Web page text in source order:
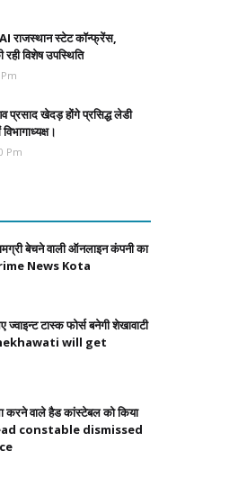
राजस्थान स्टेट कॉन्फ्रेंस,
रही विशेष उपस्थिति
प्रसाद खेदड़ होंगे प्रसिद्ध लेडी
Pm
बेचने वाली ऑनलाइन कंपनी का
Crime News Kota
टास्क फोर्स बनेगी शेखावाटी
will get
करने वाले हैड कांस्टेबल को किया
Head constable dismissed